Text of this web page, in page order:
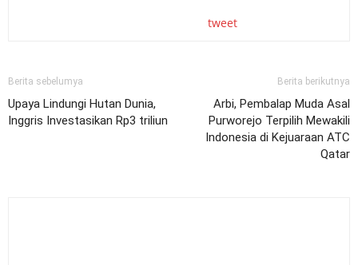
tweet
Berita sebelumya
Upaya Lindungi Hutan Dunia,
Inggris Investasikan Rp3 triliun
Berita berikutnya
Arbi, Pembalap Muda Asal
Purworejo Terpilih Mewakili
Indonesia di Kejuaraan ATC
Qatar